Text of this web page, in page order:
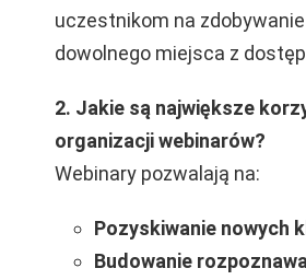
uczestnikom na
dowolnego miejsca z
2. Jakie są największe
organizacji webinarów?
Webinary pozwalają na:
Pozyskiwanie nowych
Budowanie